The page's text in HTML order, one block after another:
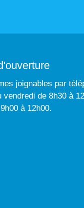
joignables par
vendredi de 8h30 à
à 12h00.